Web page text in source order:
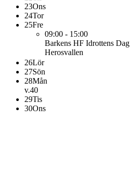
23Ons
24Tor
25Fre
09:00 - 15:00
Barkens HF Idrottens Dag
Herosvallen
26Lör
27Sön
28Mån
v.40
29Tis
30Ons